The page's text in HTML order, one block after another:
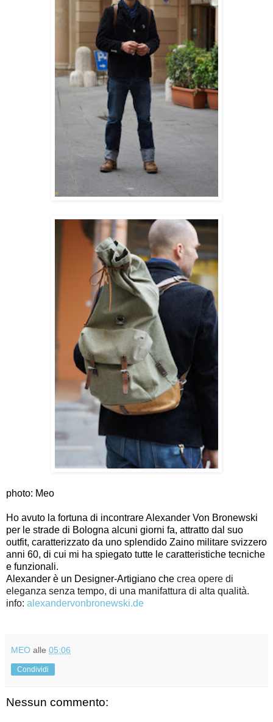
photo: Meo
Ho avuto la fortuna di incontrare Alexander Von Bronewski
per le strade di Bologna alcuni giorni fa, attratto dal suo
outfit, caratterizzato da uno splendido Zaino militare svizzero
anni 60, di cui mi ha spiegato tutte le caratteristiche tecniche
e funzionali.
Alexander è un Designer-Artigiano che crea opere di
eleganza senza tempo, di una manifattura di alta qualità.
info: alexandervonbronewski.de
MEO alle 05:06
Condividi
Nessun commento: